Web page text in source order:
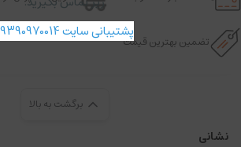
تضمین بهترین قیمت
برگشت به بالا
نشانی
پشتیبانی سایت 09390970014